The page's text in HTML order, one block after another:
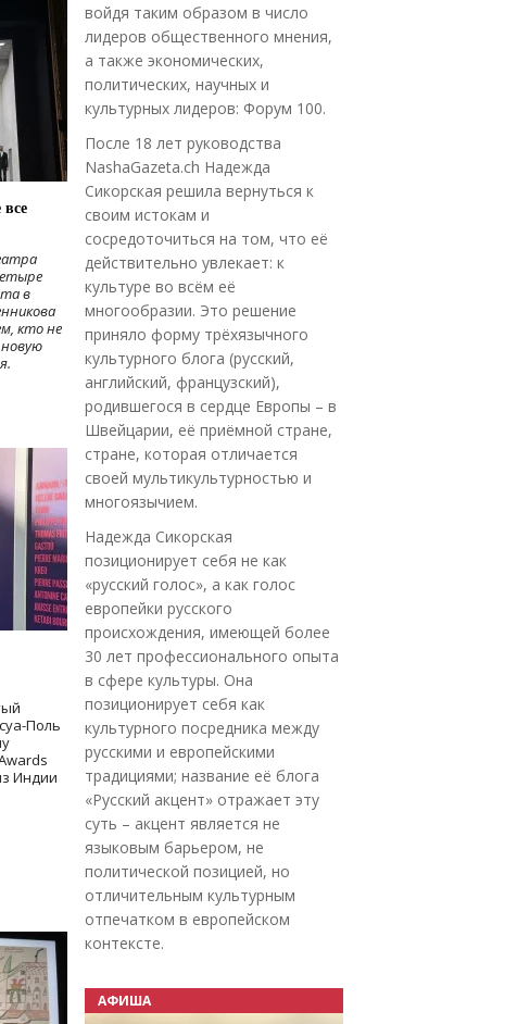
в
кто не
Поль
Индии
войдя таким образом в число
лидеров общественного мнения,
а также экономических,
политических, научных и
культурных лидеров: Форум 100.
После 18 лет руководства
NashaGazeta.ch Надежда
Сикорская решила вернуться к
своим истокам и
сосредоточиться на том, что её
действительно увлекает: к
культуре во всём её
многообразии. Это решение
приняло форму трёхязычного
культурного блога (русский,
английский, французский),
родившегося в сердце Европы – в
Швейцарии, её приёмной стране,
стране, которая отличается
своей мультикультурностью и
многоязычием.
Надежда Сикорская
позиционирует себя не как
«русский голос», а как голос
европейки русского
происхождения, имеющей более
30 лет профессионального опыта
в сфере культуры. Она
позиционирует себя как
культурного посредника между
русскими и европейскими
традициями; название её блога
«Русский акцент» отражает эту
суть – акцент является не
языковым барьером, не
политической позицией, но
отличительным культурным
отпечатком в европейском
контексте.
АФИША